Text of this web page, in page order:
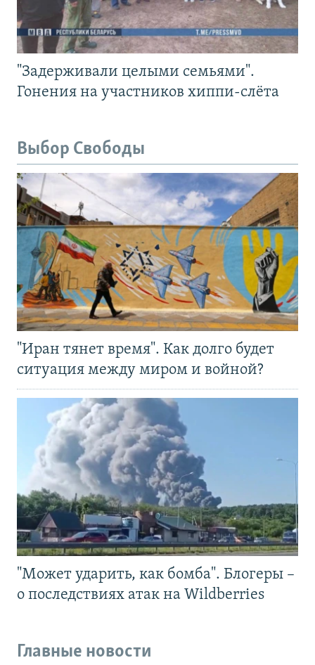
"Задерживали целыми семьями".
Гонения на участников хиппи-слёта
Выбор Свободы
"Иран тянет время". Как долго будет
ситуация между миром и войной?
"Может ударить, как бомба". Блогеры –
о последствиях атак на Wildberries
Главные новости